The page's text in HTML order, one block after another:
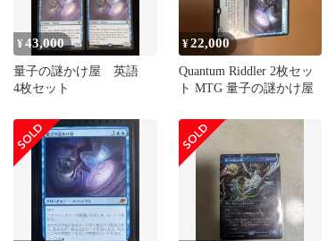
¥43,000
量子の謎かけ屋 英語
4枚セット
¥22,000
Quantum Riddler 2枚セッ
ト MTG 量子の謎かけ屋